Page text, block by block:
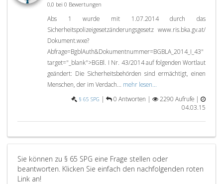
0,0 bei 0 Bewertungen
Abs 1 wurde mit 1.07.2014 durch das
Sicherheitspolizeigesetzänderungsgesetz www.ris.bka.gv.at/
Dokument.wxe?
Abfrage=BgblAuth&Dokumentnummer=BGBLA_2014_I_43"
target="_blank">BGBl. I Nr. 43/2014 auf folgenden Wortlaut
geändert: Die Sicherheitsbehörden sind ermächtigt, einen
Menschen, der im Verdach... mehr lesen...
§ 65 SPG | 0 Antworten |
2290 Aufrufe |
04.03.15
Sie können zu § 65 SPG eine Frage stellen oder
beantworten. Klicken Sie einfach den nachfolgenden roten
Link an!